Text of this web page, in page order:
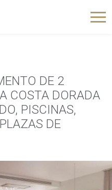
DE 2
COSTA DORADA
PISCINAS,
DE